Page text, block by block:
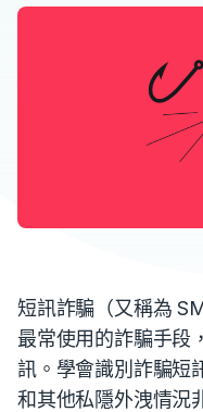
短訊詐騙（又稱為
最常使用的詐騙手段
訊。學會識別詐騙短
和其他私隱外洩情況